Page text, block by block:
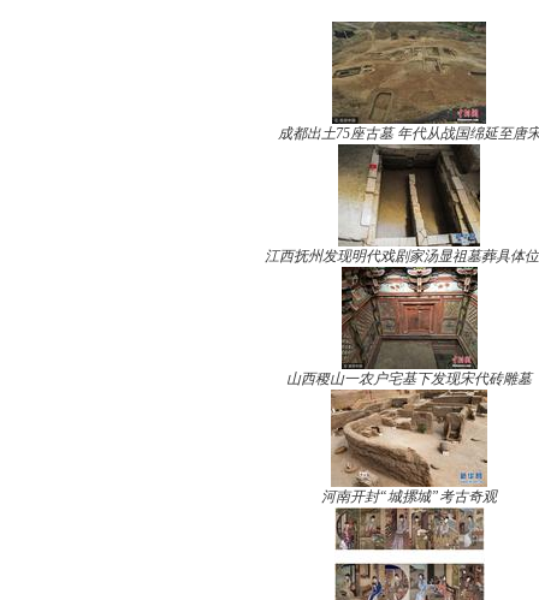
成都出土75座古墓 年代从战国绵延至唐
江西抚州发现明代戏剧家汤显祖墓葬具体
山西稷山一农户宅基下发现宋代砖雕墓
河南开封“城摞城”考古奇观